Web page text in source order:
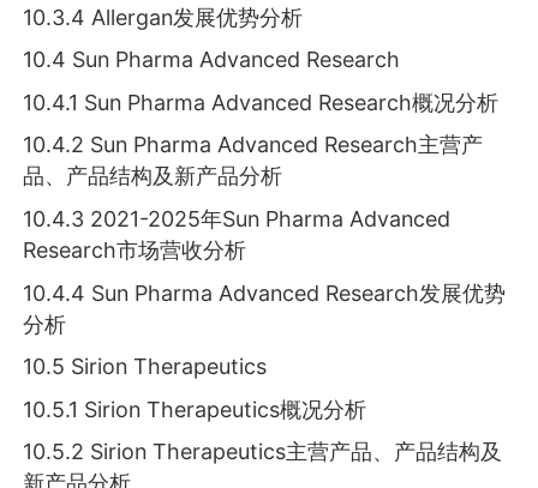
10.3.4 Allergan发展优势分析
10.4 Sun Pharma Advanced Research
10.4.1 Sun Pharma Advanced Research概况分析
10.4.2 Sun Pharma Advanced Research主营产
品、产品结构及新产品分析
10.4.3 2021-2025年Sun Pharma Advanced
Research市场营收分析
10.4.4 Sun Pharma Advanced Research发展优势
分析
10.5 Sirion Therapeutics
10.5.1 Sirion Therapeutics概况分析
10.5.2 Sirion Therapeutics主营产品、产品结构及
新产品分析